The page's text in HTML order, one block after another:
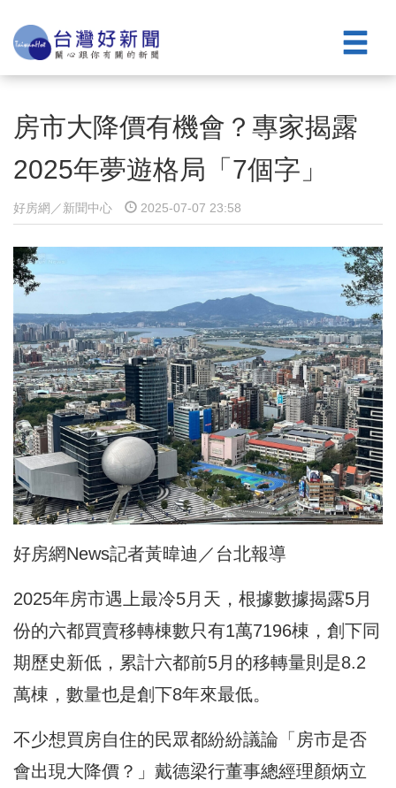
房市大降價有機會？專家揭露
2025年夢遊格局「7個字」
好房網／新聞中心 2025-07-07 23:58
好房網News記者黃暐迪／台北報導
2025年房市遇上最冷5月天，根據數據揭露5月
份的六都買賣移轉棟數只有1萬7196棟，創下同
期歷史新低，累計六都前5月的移轉量則是8.2
萬棟，數量也是創下8年來最低。
不少想買房自住的民眾都紛紛議論「房市是否
會出現大降價？」戴德梁行董事總經理顏炳立